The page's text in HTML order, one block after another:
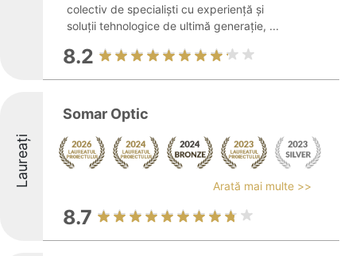
colectiv de specialiști cu experiență și
soluții tehnologice de ultimă generație, ...
8.2
Laureați
Somar Optic
Arată mai multe >>
8.7